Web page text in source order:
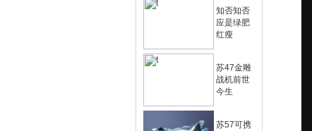
知否知否
应是绿肥
红瘦
苏47金雕
战机前世
今生
苏57可携